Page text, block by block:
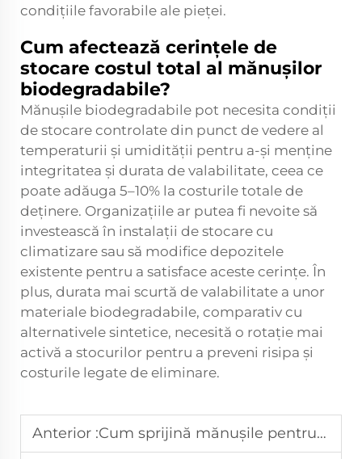
condițiile favorabile ale pieței.
Cum afectează cerințele de
stocare costul total al mănușilor
biodegradabile?
Mănușile biodegradabile pot necesita condiții
de stocare controlate din punct de vedere al
temperaturii și umidității pentru a-și menține
integritatea și durata de valabilitate, ceea ce
poate adăuga 5–10% la costurile totale de
deținere. Organizațiile ar putea fi nevoite să
investească în instalații de stocare cu
climatizare sau să modifice depozitele
existente pentru a satisface aceste cerințe. În
plus, durata mai scurtă de valabilitate a unor
materiale biodegradabile, comparativ cu
alternativele sintetice, necesită o rotație mai
activă a stocurilor pentru a preveni risipa și
costurile legate de eliminare.
Anterior :Cum sprijină mănușile pentru manipularea alimentelor conformitatea cu HACCP în unitățile de producție?